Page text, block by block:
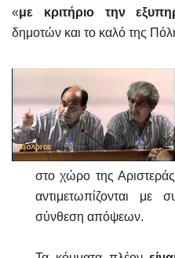
«με κριτήριο την
δημοτών και το καλό της
στο χώρο της
αντιμετωπίζονται με
σύνθεση απόψεων.